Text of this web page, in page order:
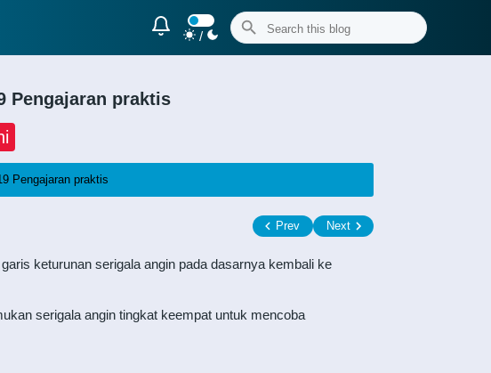
/
Pengajaran praktis
Pengajaran praktis
Prev Next
keturunan serigala angin pada dasarnya kembali ke
serigala angin tingkat keempat untuk mencoba